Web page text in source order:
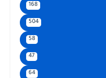
168
504
58
47
64